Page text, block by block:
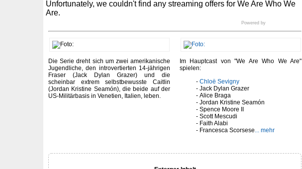
Powered by
Die Serie dreht sich um zwei amerikanische
Jugendliche, den introvertierten 14-jährigen
Fraser (Jack Dylan Grazer) und die
scheinbar extrem selbstbewusste Caitlin
(Jordan Kristine Seamón), die beide auf der
US-Militärbasis in Venetien, Italien, leben.
Im Hauptcast von "We Are Who We Are"
spielen:
Chloë Sevigny
Jack Dylan Grazer
Alice Braga
Jordan Kristine Seamón
Spence Moore II
Scott Mescudi
Faith Alabi
Francesca Scorsese ... mehr